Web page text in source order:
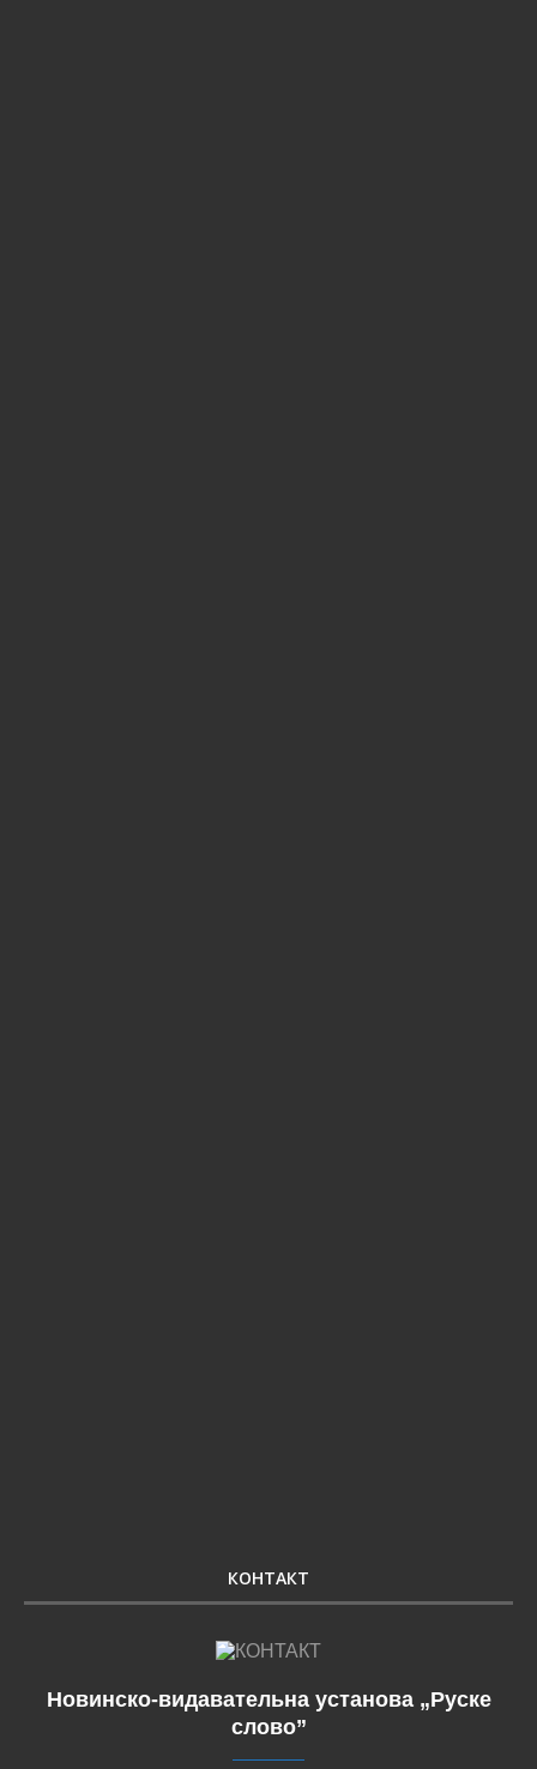
КОНТАКТ
Новинско-видавательна установа „Руске
слово”